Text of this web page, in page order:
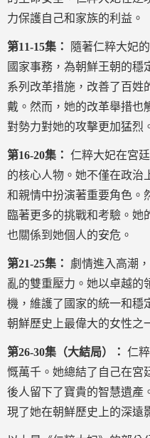
力保護自己和家族的利益。
第11-15集：
隨著仁粹大妃
國家事務，為朝鮮王朝的穩
系列改革措施，改善了百姓
戴。然而，她的改革舉措也
對勢力對她的攻擊更加猛烈
第16-20集： 仁粹大妃在宮
的核心人物。她不僅在政治
和親情中扮演著重要角色。
臨著更多的挑戰和考驗。她
也關係到她個人的安危。
第21-25集：
劇情進入高潮
亂的雙重壓力。她以卓越的
機，維護了國家的統一和穩
朝鮮歷史上最偉大的女性之
第26-30集（大結局）： 仁
慨萬千。她總結了自己在宮
後人留下了寶貴的智慧遺產
現了她在朝鮮歷史上的深遠